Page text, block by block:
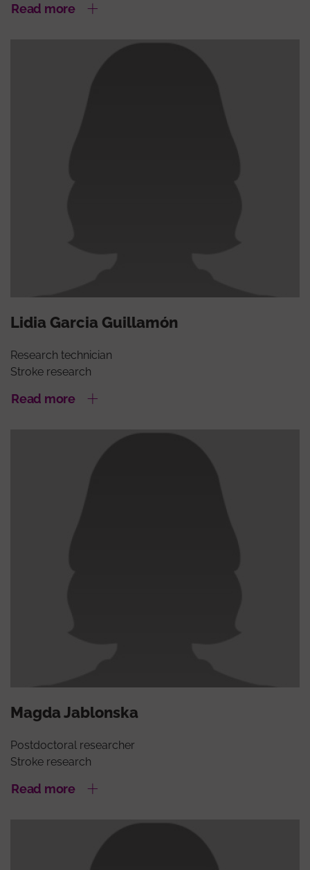
Read more
Lidia Garcia Guillamón
Research technician
Stroke research
Read more
Magda Jablonska
Postdoctoral researcher
Stroke research
Read more